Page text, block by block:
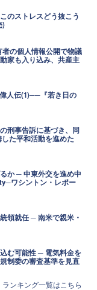
のストレスどう抜こう
)
の個人情報公開で物議
家も入り込み、共産主
人伝(1)──『若き日の
刑事告訴に基づき、同
た平和活動を進めた
か ─ 中東外交を進め中
ワシントン・レポー
領就任 ─ 南米で親米・
む可能性 ─ 電気料金を
制委の審査基準を見直
ランキング一覧はこちら